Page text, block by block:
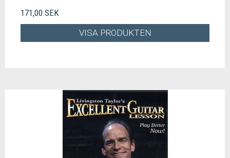
171,00 SEK
VISA PRODUKTEN